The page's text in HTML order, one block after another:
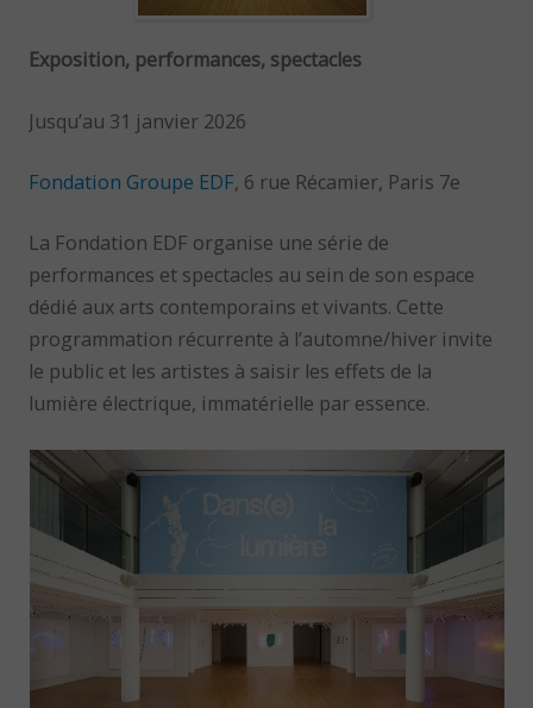
Exposition, performances, spectacles
Jusqu’au 31 janvier 2026
Fondation Groupe EDF, 6 rue Récamier, Paris 7e
La Fondation EDF organise une série de
performances et spectacles au sein de son espace
dédié aux arts contemporains et vivants. Cette
programmation récurrente à l’automne/hiver invite
le public et les artistes à saisir les effets de la
lumière électrique, immatérielle par essence.